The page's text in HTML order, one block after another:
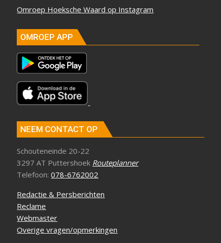
Omroep Hoeksche Waard op Instagram
OMROEP APP
NEEM CONTACT OP
Schouteneinde 20-22
3297 AT Puttershoek Routeplanner
Telefoon:078-6762002
Redactie & Persberichten
Reclame
Webmaster
Overige vragen/opmerkingen